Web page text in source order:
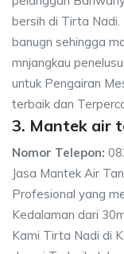
bersih di Tirta Nadi.
banugn sehingga
mnjangkau
untuk Pengairan
terbaik dan
3. Mantek air
Nomor Telepon:
Jasa Mantek Air
Profesional yang
Kedalaman dari
Kami Tirta Nadi di